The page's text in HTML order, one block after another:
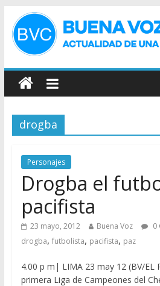
drogba
Personajes
Drogba el
pacifista
23 mayo, 2012 Buena Voz 0
drogba, futbolista, pacifista, paz
4.00 p m| LIMA 23 may 12 (BV/EL
primera Liga de Campeones del